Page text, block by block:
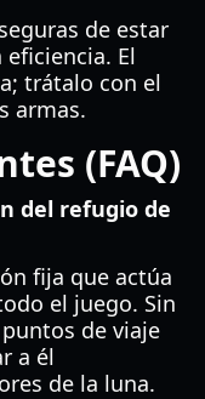
de estar
El
trátalo con el
armas.
(FAQ)
del refugio de
fija que actúa
el juego. Sin
de viaje
a él
de la luna.